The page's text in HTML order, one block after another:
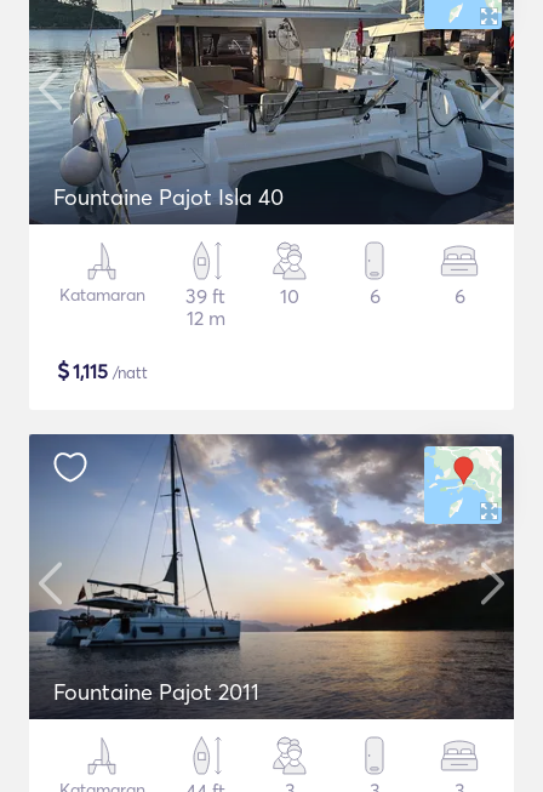
Fountaine Pajot Isla 40
Katamaran
39 ft
12 m
10 6 6
$1,115 /natt
Fountaine Pajot 2011